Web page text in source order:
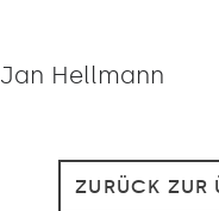
Jan Hellmann
ZURÜCK ZUR